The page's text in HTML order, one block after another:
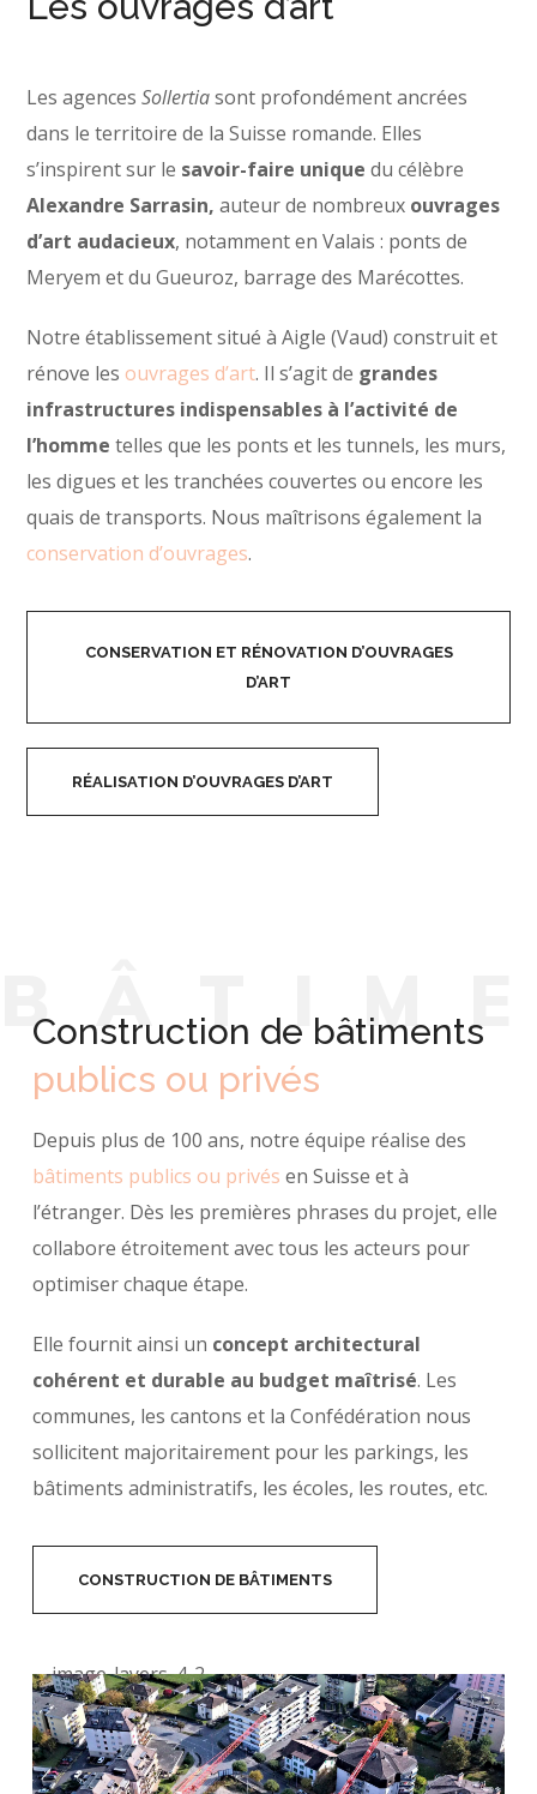
Les agencesSollertiasont profondément ancrées
dans le territoire de la Suisse romande. Elles
s’inspirent sur le savoir-faire unique du célèbre
Alexandre Sarrasin,auteur de nombreux ouvrages
d’art audacieux, notamment en Valais : ponts de
Meryem et du Gueuroz, barrage des Marécottes.
Notre établissement situé à Aigle (Vaud) construit et
rénove les ouvrages d’art. Il s’agit de grandes
infrastructures indispensables à l’activité de
l’homme telles que les ponts et les tunnels, les murs,
les digues et les tranchées couvertes ou encore les
quais de transports. Nous maîtrisons également la
conservation d’ouvrages.
CONSERVATION ET RÉNOVATION D’OUVRAGES
D’ART
RÉALISATION D’OUVRAGES D’ART
BÂTIM
Construction de bâtiments
publics ou privés
Depuis plus de 100 ans, notre équipe réalise des
bâtiments publics ou privés en Suisse et à
l’étranger. Dès les premières phrases du projet, elle
collabore étroitement avec tous les acteurs pour
optimiser chaque étape.
Elle fournit ainsi un concept architectural
cohérent et durable au budget maîtrisé. Les
communes, les cantons et la Confédération nous
sollicitent majoritairement pour les parkings, les
bâtiments administratifs, les écoles, les routes, etc.
CONSTRUCTION DE BÂTIMENTS